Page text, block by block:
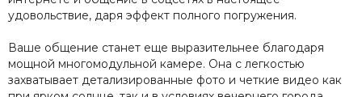
удовольствие, даря эффект полного погружения.
Ваше общение станет еще выразительнее благодаря
мощной многомодульной камере. Она с легкостью
захватывает детализированные фото и четкие видео как